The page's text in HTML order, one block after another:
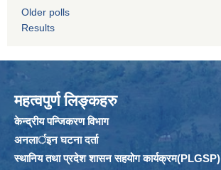
Older polls
Results
महत्वपुर्ण लिङ्कहरु
केन्द्रीय पन्जिकरण विभाग
अनलार्इन घटना दर्ता
स्थानिय तथा प्रदेश शासन सहयोग कार्यक्रम(PLGSP)